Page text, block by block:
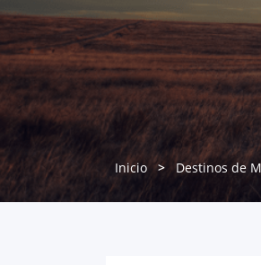
Inicio Destinos de